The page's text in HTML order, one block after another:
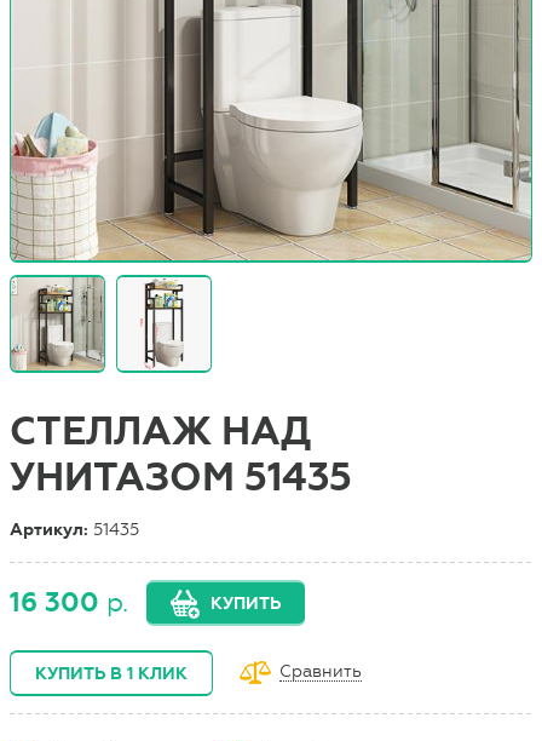
СТЕЛЛАЖ НАД
УНИТАЗОМ 51435
Артикул: 51435
16 300 р. КУПИТЬ
КУПИТЬ В 1 КЛИК Сравнить